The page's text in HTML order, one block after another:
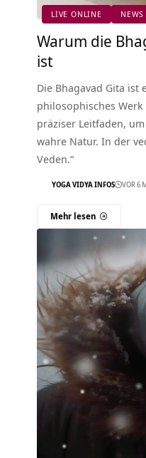
LIVE ONLINE NEWS
Warum die
ist
Die Bhagavad Gita ist
philosophisches
präziser Leitfaden,
wahre Natur. In der
Veden.“
YOGA VIDYA INFOS VOR 6
Mehr lesen